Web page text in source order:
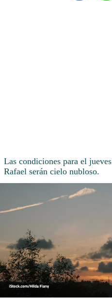
Las condiciones para el
Rafael serán cielo nubloso.